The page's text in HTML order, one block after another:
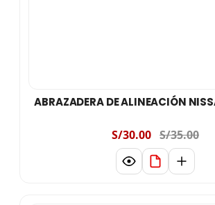
ABRAZADERA DE ALINEACIÓN
S/30.00 S/35.00